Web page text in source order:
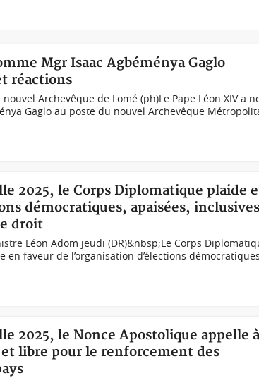
Mgr Isaac Agbéménya Gaglo
réactions
Archevêque de Lomé (ph)Le Pape Léon XIV a
Gaglo au poste du nouvel Archevêque
2025, le Corps Diplomatique plaide
démocratiques, apaisées,
droit
Léon Adom jeudi (DR)&nbsp;Le Corps
en faveur de l’organisation d’élections
2025, le Nonce Apostolique appelle
libre pour le renforcement des